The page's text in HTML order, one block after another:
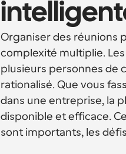
Organiser des réunions
complexité multiplie.
plusieurs personnes de
rationalisé. Que vous
dans une entreprise, la
disponible et efficace.
sont importants, les